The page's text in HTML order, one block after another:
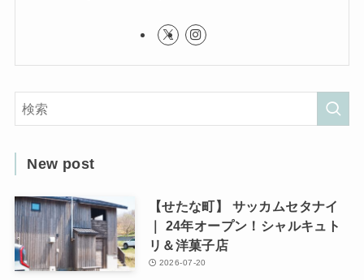
New post
【せたな町】 サッカムセタナイ
｜ 24年オープン！シャルキュト
リ＆洋菓子店
2026-07-20